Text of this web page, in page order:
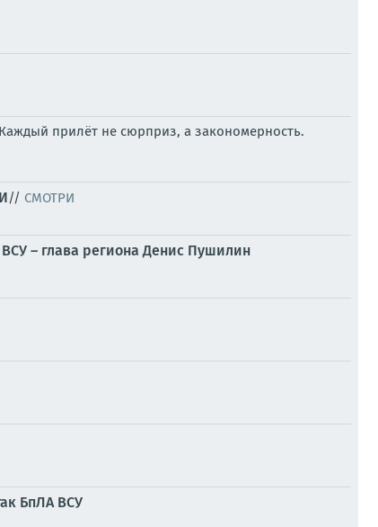
прилёт не сюрприз, а закономерность.
// СМОТРИ
– глава региона Денис Пушилин
БпЛА ВСУ